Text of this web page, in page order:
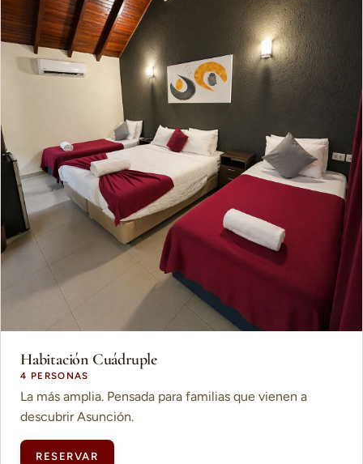
Habitación Cuádruple
4 PERSONAS
La más amplia. Pensada para familias que vienen a
descubrir Asunción.
RESERVAR